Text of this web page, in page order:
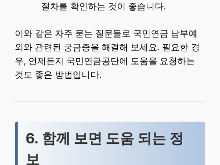
절차를 확인하는 것이 좋습니다.
이와 같은 자주 묻는 질문들로 국민연금 납부예
외와 관련된 궁금증을 해결해 보세요. 필요한 경
우, 언제든지 국민연금공단에 도움을 요청하는
것도 좋은 방법입니다.
6. 함께 보면 도움 되는 정
보